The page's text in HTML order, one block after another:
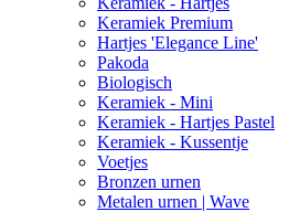
Keramiek Premium
Hartjes 'Elegance Line'
Pakoda
Biologisch
Keramiek - Mini
Keramiek - Hartjes Pastel
Keramiek - Kussentje
Voetjes
Bronzen urnen
Metalen urnen | Wave